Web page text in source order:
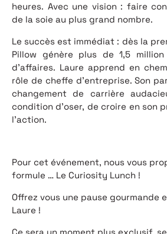
heures. Avec une vision : faire
de la soie au plus grand nombre.
Le succès est immédiat : dès la
Pillow génère plus de 1,5
d’affaires. Laure apprend en
rôle de cheffe d’entreprise. Son
changement de carrière
condition d’oser, de croire en son
l’action.
Pour cet événement, nous vous
formule … Le Curiosity Lunch !
Offrez vous une pause gourmande
Laure !